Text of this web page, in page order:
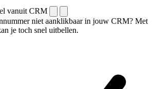
vanuit CRM
niet aanklikbaar in jouw CRM? Met
je toch snel uitbellen.